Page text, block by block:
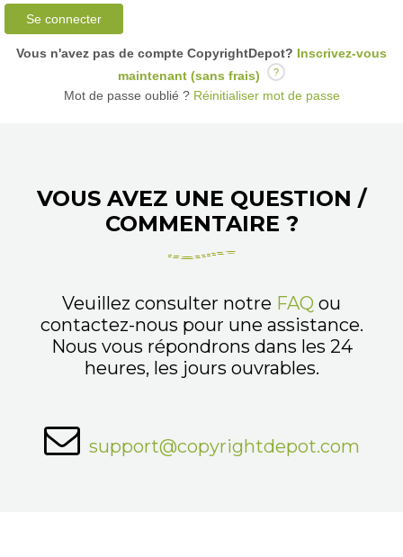
Se connecter
Vous n'avez pas de compte CopyrightDepot? Inscrivez-vous
maintenant (sans frais)
?
Mot de passe oublié ?Réinitialiser mot de passe
VOUS AVEZ UNE QUESTION /
COMMENTAIRE ?
Veuillez consulter notre FAQ ou
contactez-nous pour une assistance.
Nous vous répondrons dans les 24
heures, les jours ouvrables.
support@copyrightdepot.com